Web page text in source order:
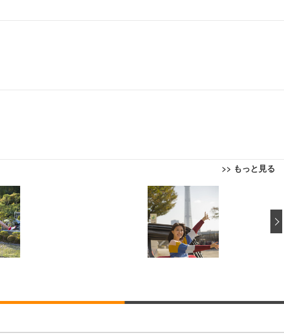
>> もっと見る
座面昇降 強化ナイロン樹脂ベース 通気性メッシュ 在宅ワーク H-WY01